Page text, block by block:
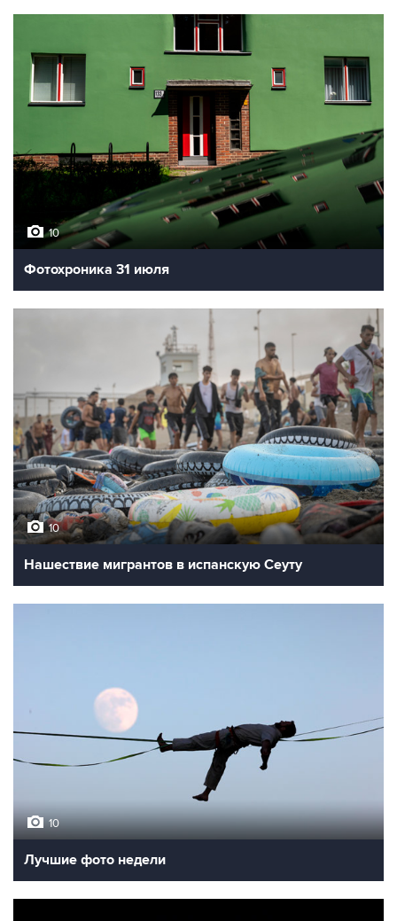
10
Фотохроника 31 июля
10
Нашествие мигрантов в испанскую Сеуту
10
Лучшие фото недели